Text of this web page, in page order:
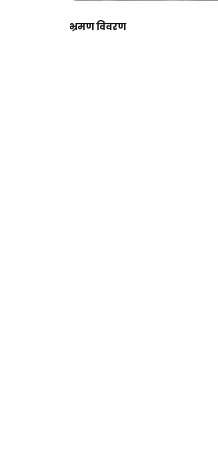
भ्रमण विवरण